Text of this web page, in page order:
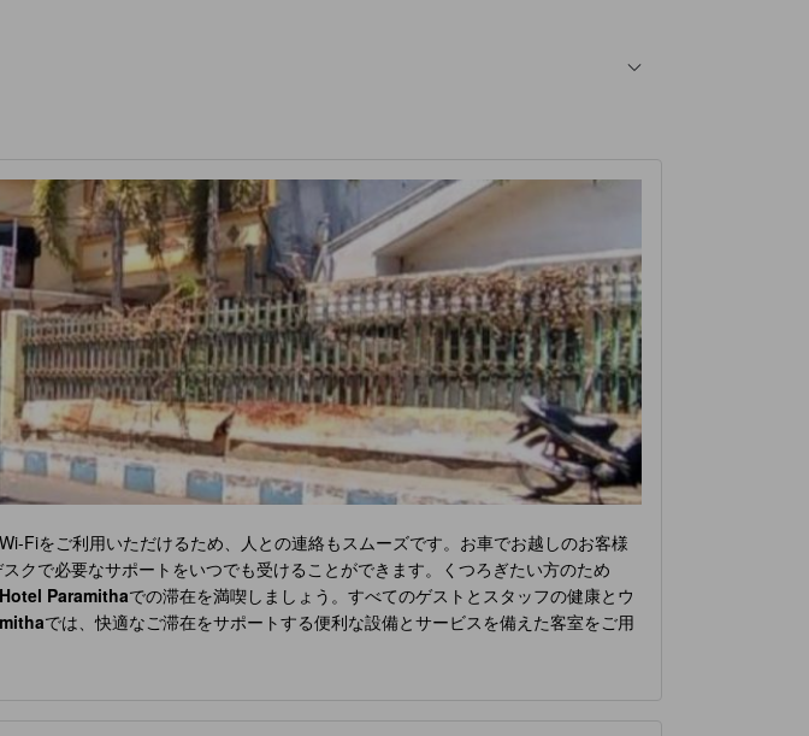
Fiをご利用いただけるため、人との連絡もスムーズです。お車でお越しのお客様
クで必要なサポートをいつでも受けることができます。くつろぎたい方のため
Hotel Paramithaでの滞在を満喫しましょう。すべてのゲストとスタッフの健康とウ
では、快適なご滞在をサポートする便利な設備とサービスを備えた客室をご用